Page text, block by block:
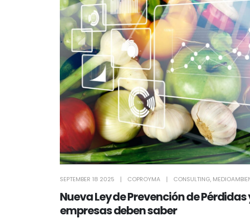
SEPTEMBER 18 2025 COPROYMA CONSULTING,
Nueva Ley de Prevención de
empresas deben saber